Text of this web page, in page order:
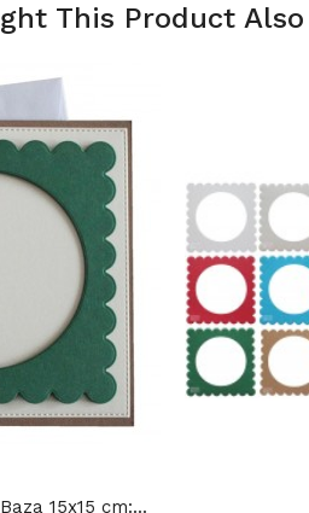
This Product
15x15 cm:...